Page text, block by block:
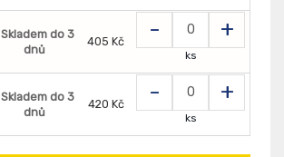
Skladem do 3
dnů
405 Kč - +
ks
Skladem do 3
dnů
420 Kč - +
ks